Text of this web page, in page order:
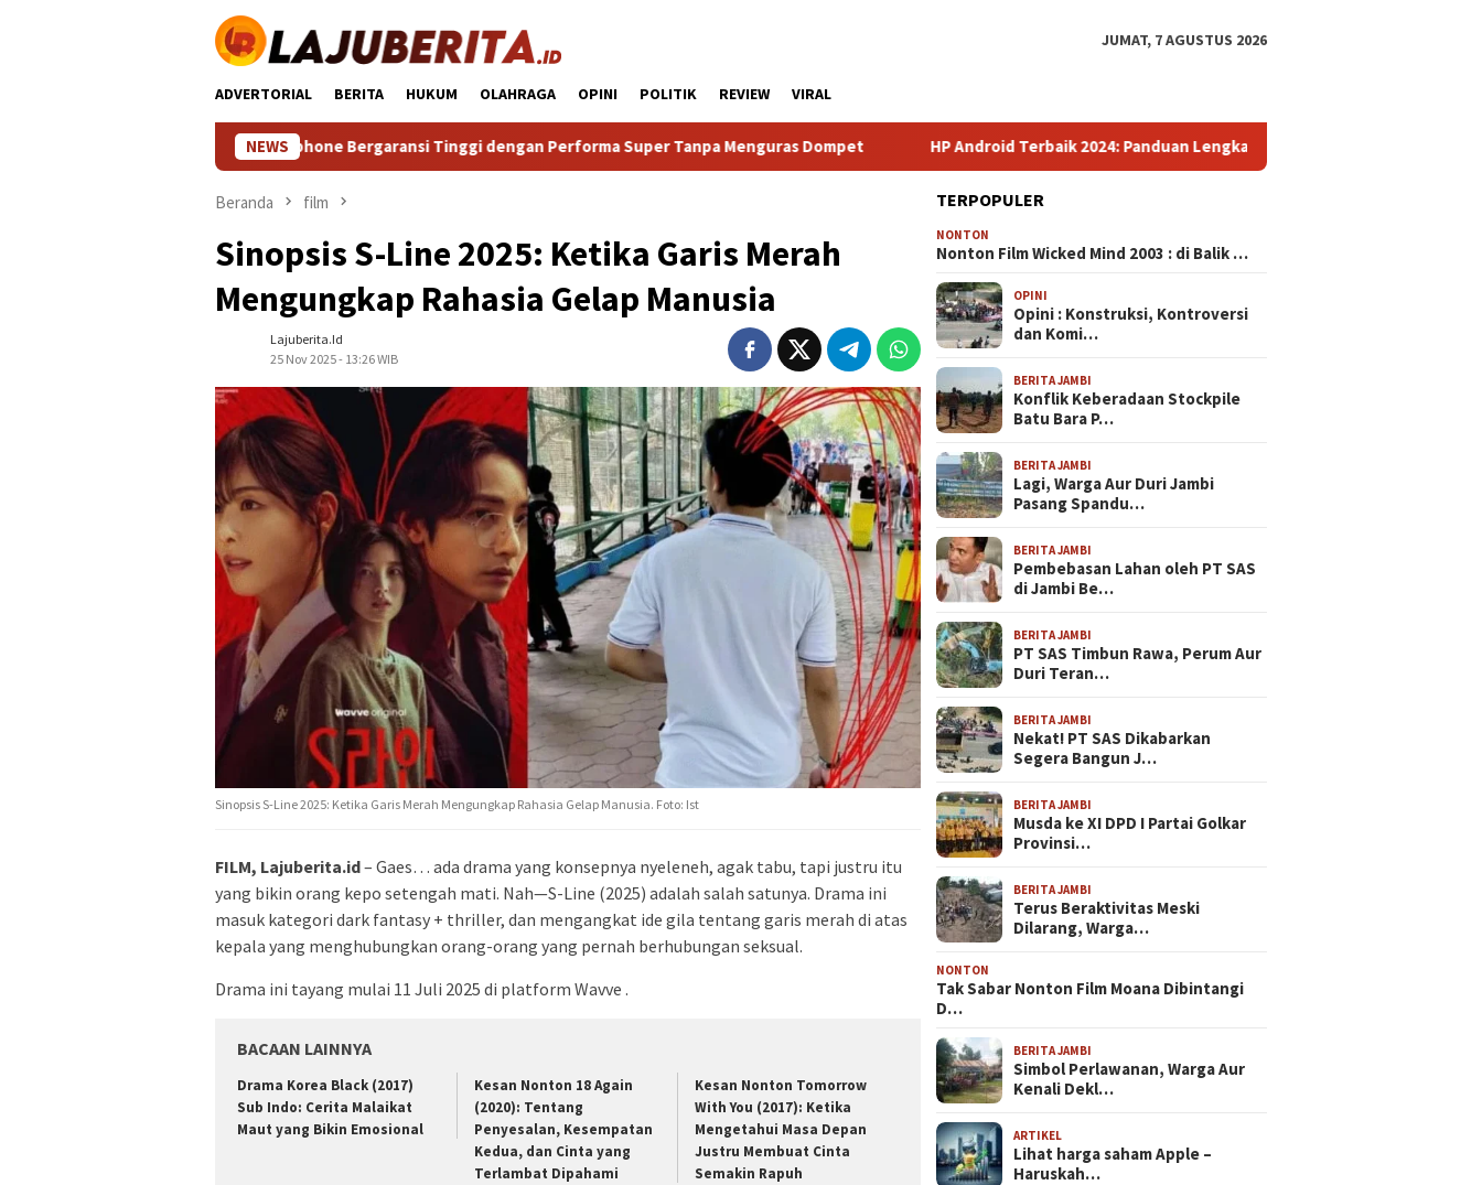
JUMAT, 7 AGUSTUS 2026
ADVERTORIAL BERITA HUKUM OLAHRAGA OPINI POLITIK REVIEW VIRAL
NEWS
Temukan Smartphone Bergaransi Tinggi dengan Performa Super Tanpa Menguras Dompet HP Android Terbaik 2024: Panduan Lengkap Pilih Smartphone Impresif dengan Kualitas
Beranda film
Sinopsis S-Line 2025: Ketika Garis Merah
Mengungkap Rahasia Gelap Manusia
Lajuberita.id
25 Nov 2025 - 13:26 WIB
Sinopsis S-Line 2025: Ketika Garis Merah Mengungkap Rahasia Gelap Manusia. Foto: Ist
FILM, Lajuberita.id– Gaes… ada drama yang konsepnya nyeleneh, agak tabu, tapi justru itu
yang bikin orang kepo setengah mati. Nah—S-Line (2025) adalah salah satunya. Drama ini
masuk kategori dark fantasy + thriller, dan mengangkat ide gila tentang garis merah di atas
kepala yang menghubungkan orang-orang yang pernah berhubungan seksual.
Drama ini tayang mulai 11 Juli 2025 di platform Wavve .
BACAAN LAINNYA
Drama Korea Black (2017)
Sub Indo: Cerita Malaikat
Maut yang Bikin Emosional
Kesan Nonton 18 Again
(2020): Tentang
Penyesalan, Kesempatan
Kedua, dan Cinta yang
Terlambat Dipahami
Kesan Nonton Tomorrow
With You (2017): Ketika
Mengetahui Masa Depan
Justru Membuat Cinta
Semakin Rapuh
TERPOPULER
NONTON
Nonton Film Wicked Mind 2003 : di Balik …
OPINI
Opini : Konstruksi, Kontroversi
dan Komi…
BERITA JAMBI
Konflik Keberadaan Stockpile
Batu Bara P…
BERITA JAMBI
Lagi, Warga Aur Duri Jambi
Pasang Spandu…
BERITA JAMBI
Pembebasan Lahan oleh PT SAS
di Jambi Be…
BERITA JAMBI
PT SAS Timbun Rawa, Perum Aur
Duri Teran…
BERITA JAMBI
Nekat! PT SAS Dikabarkan
Segera Bangun J…
BERITA JAMBI
Musda ke XI DPD I Partai Golkar
Provinsi…
BERITA JAMBI
Terus Beraktivitas Meski
Dilarang, Warga…
NONTON
Tak Sabar Nonton Film Moana Dibintangi
D…
BERITA JAMBI
Simbol Perlawanan, Warga Aur
Kenali Dekl…
ARTIKEL
Lihat harga saham Apple –
Haruskah…